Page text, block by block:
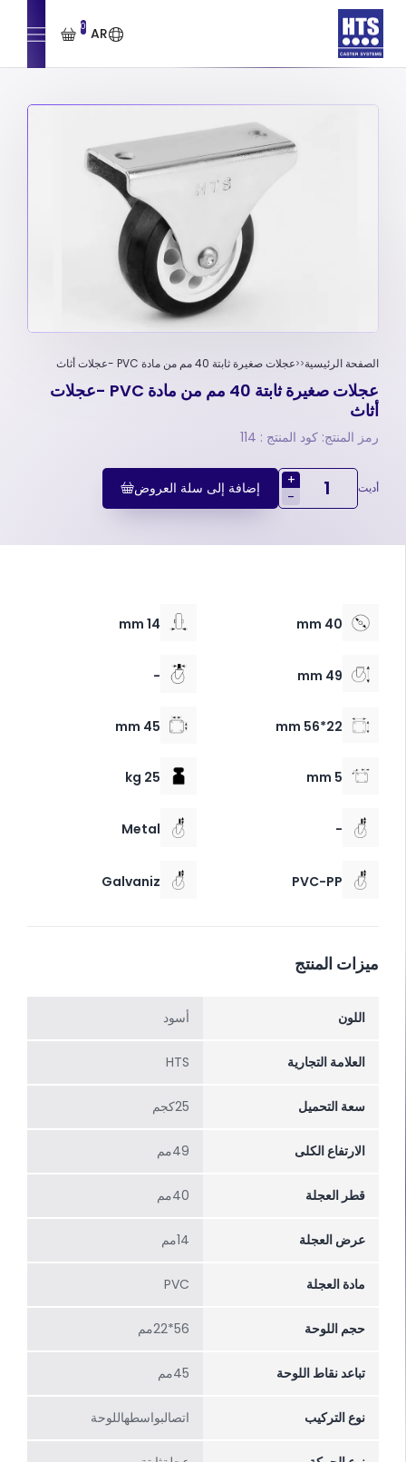
AR
0
الصفحة الرئيسية عجلات صغيرة ثابتة 40 مم من مادة PVC -عجلات أثاث
عجلات صغيرة ثابتة 40 مم من مادة PVC -عجلات
أثاث
رمز المنتج: كود المنتج : 114
أديت
+
-
إضافة إلى سلة العروض
40 mm
14 mm
49 mm
-
22*56 mm
45 mm
5 mm
25 kg
-
Metal
PVC-PP
Galvaniz
ميزات المنتج
اللون أسود
العلامة التجارية HTS
سعة التحميل 25كجم
الارتفاع الکلی 49مم
قطر العجلة 40مم
عرض العجلة 14مم
مادة العجلة PVC
حجم اللوحة 56*22مم
تباعد نقاط اللوحة 45مم
نوع التركيب اتصالبواسطهاللوحة